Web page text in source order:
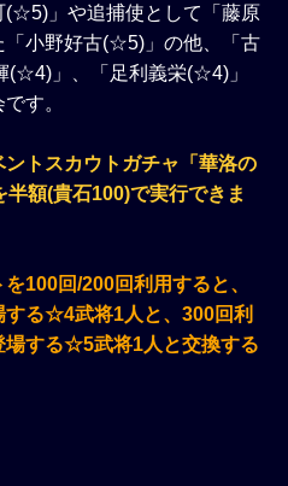
(☆5)」や追捕使として「藤原
「小野好古(☆5)」の他、「古
(☆4)」、「足利義栄(☆4)」
す。
トスカウトガチャ「華洛の
額(貴石100)で実行できま
100回/200回利用すると、
する☆4武将1人と、300回利
場する☆5武将1人と交換する